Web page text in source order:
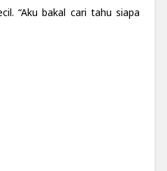
“Aku bakal cari tahu siapa